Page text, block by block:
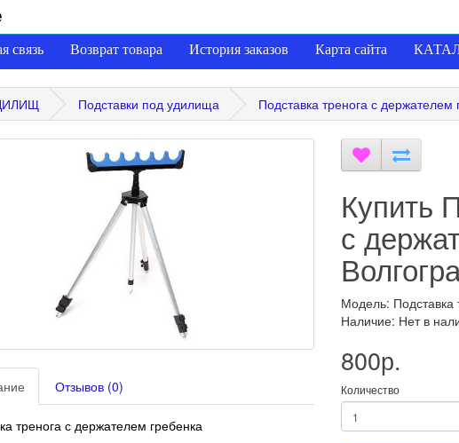
связь Возврат товара История заказов Карта сайта
Подставки под удилища Подставка тренога с держателем
Отзывов (0)
тренога с держателем гребенка
Купить
с
Модель: Подставка
Наличие: Нет в
800р.
Количество